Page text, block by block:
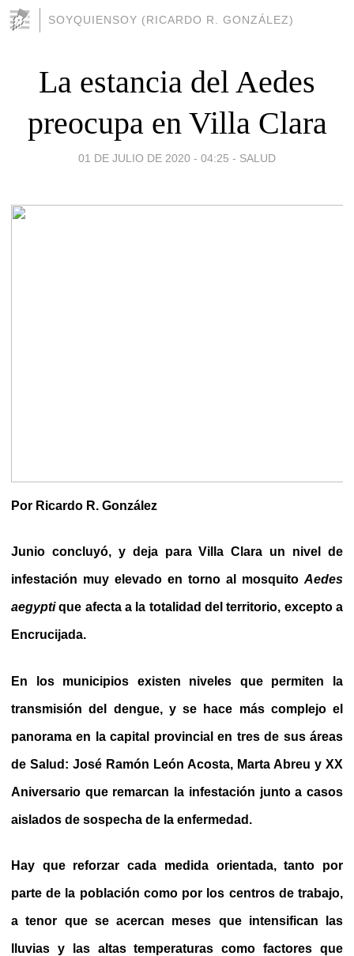
SOYQUIENSOY (RICARDO R. GONZÁLEZ)
La estancia del Aedes
preocupa en Villa Clara
01 DE JULIO DE 2020 - 04:25 - SALUD
Por Ricardo R. González
Junio concluyó, y deja para Villa Clara un nivel de
infestación muy elevado en torno al mosquito Aedes
aegyptique afecta a la totalidad del territorio, excepto a
Encrucijada.
En los municipios existen niveles que permiten la
transmisión del dengue, y se hace más complejo el
panorama en la capital provincial en tres de sus áreas
de Salud: José Ramón León Acosta, Marta Abreu y XX
Aniversario que remarcan la infestación junto a casos
aislados de sospecha de la enfermedad.
Hay que reforzar cada medida orientada, tanto por
parte de la población como por los centros de trabajo,
a tenor que se acercan meses que intensifican las
lluvias y las altas temperaturas como factores que